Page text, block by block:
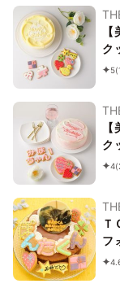
ク
ケ
5
ク
4
Ｔ
フ
キーケ